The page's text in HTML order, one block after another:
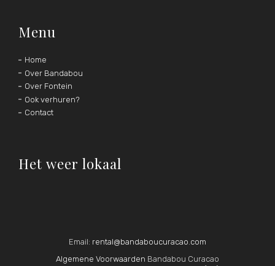
Menu
Home
Over Bandabou
Over Fontein
Ook verhuren?
Contact
Het weer lokaal
Email: rental@bandaboucuracao.com
Algemene Voorwaarden Bandabou Curacao